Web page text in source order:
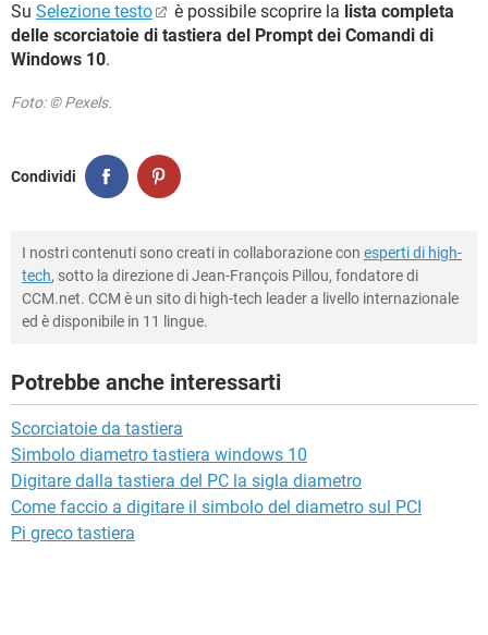
Su Selezione testo è possibile scoprire la lista completa
delle scorciatoie di tastiera del Prompt dei Comandi di
Windows 10.
Foto: © Pexels.
Condividi
I nostri contenuti sono creati in collaborazione con esperti di high-
tech, sotto la direzione di Jean-François Pillou, fondatore di
CCM.net. CCM è un sito di high-tech leader a livello internazionale
ed è disponibile in 11 lingue.
Potrebbe anche interessarti
Scorciatoie da tastiera
Simbolo diametro tastiera windows 10
Digitare dalla tastiera del PC la sigla diametro
Come faccio a digitare il simbolo del diametro sul PCI
Pi greco tastiera